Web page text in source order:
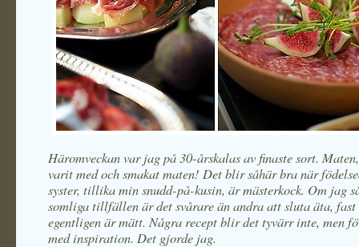
Häromveckan var jag på 30-årskalas av finaste sort.
varit med och smakat maten! Det blir såhär bra när
syster, tillika min snudd-på-kusin, är mästerkock. Om jag
somliga tillfällen är det svårare än andra att sluta äta, fast
egentligen är mätt. Några recept blir det tyvärr inte, men
med inspiration. Det gjorde jag.